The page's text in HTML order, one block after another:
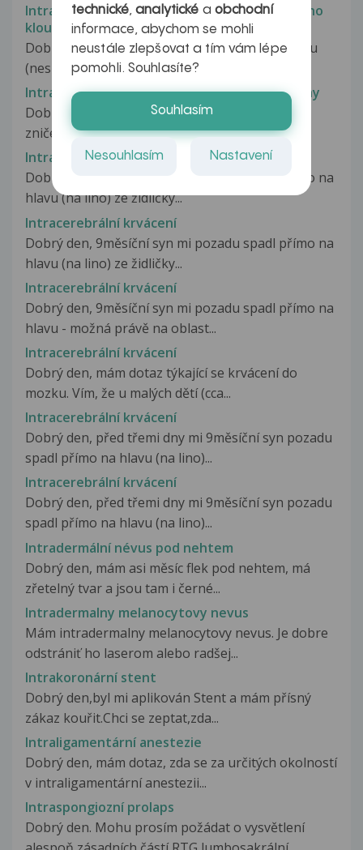
Intraartikulární kys. hyaluronová do hlezenního
kloubu po úrazu
Dobrý den, jsem asi půl roku po distorzi kotníku
(nespecifikované poranění vnějších...
Intraartikulární zlomenina kloubu na palci nohy
Dobry večer, V nedeli 9.3.během dopoledne mi
zničehonic otekl palec pravé...
Intracerebrální krvácení
Dobrý den, 9měsíční syn mi pozadu spadl přímo na
hlavu (na lino) ze židličky...
Intracerebrální krvácení
Dobrý den, 9měsíční syn mi pozadu spadl přímo na
hlavu (na lino) ze židličky...
Intracerebrální krvácení
Dobrý den, 9měsíční syn mi pozadu spadl přímo na
hlavu - možná právě na oblast...
Intracerebrální krvácení
Dobrý den, mám dotaz týkající se krvácení do
mozku. Vím, že u malých dětí (cca...
Intracerebrální krvácení
Dobrý den, před třemi dny mi 9měsíční syn pozadu
spadl přímo na hlavu (na lino)...
Intracerebrální krvácení
Dobrý den, před třemi dny mi 9měsíční syn pozadu
spadl přímo na hlavu (na lino)...
Intradermální névus pod nehtem
Dobrý den, mám asi měsíc flek pod nehtem, má
zřetelný tvar a jsou tam i černé...
Intradermalny melanocytovy nevus
Mám intradermalny melanocytovy nevus. Je dobre
odstrániť ho laserom alebo radšej...
Intrakoronární stent
Dobrý den,byl mi aplikován Stent a mám přísný
zákaz kouřit.Chci se zeptat,zda...
Intraligamentární anestezie
Dobrý den, mám dotaz, zda se za určitých okolností
v intraligamentární anestezii...
Intraspongiozní prolaps
Dobrý den. Mohu prosím požádat o vysvětlení
technické,analytické a obchodní
informace, abychom se mohli
neustále zlepšovat a tím vám lépe
pomohli. Souhlasíte?
Souhlasím
Nesouhlasím Nastavení